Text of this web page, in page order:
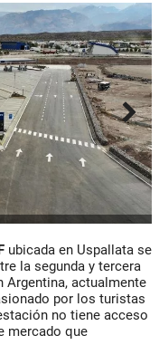
ubicada en Uspallata se
la segunda y tercera
Argentina, actualmente
por los turistas
no tiene acceso
mercado que